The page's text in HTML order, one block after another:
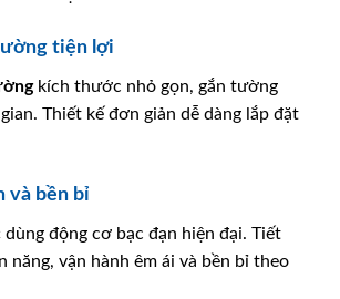
tiện lợi
kích thước nhỏ gọn, gắn tường
Thiết kế đơn giản dễ dàng lắp đặt
và bền bỉ
dùng động cơ bạc đạn hiện đại. Tiết
năng, vận hành êm ái và bền bỉ theo